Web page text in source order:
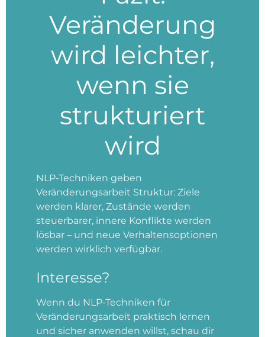
Veränderung
wird leichter,
wenn sie
strukturiert
wird
NLP-Techniken geben
Veränderungsarbeit Struktur: Ziele
werden klarer, Zustände werden
steuerbarer, innere Konflikte werden
lösbar – und neue Verhaltensoptionen
werden wirklich verfügbar.
Interesse?
Wenn du NLP-Techniken für
Veränderungsarbeit praktisch lernen
und sicher anwenden willst, schau dir